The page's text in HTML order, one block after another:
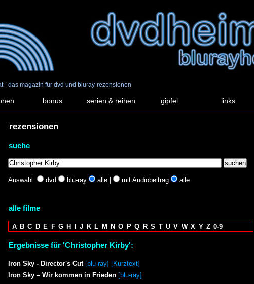
- das magazin für dvd und bluray-rezensionen
bonus serien & reihen gipfel links
rezensionen
suche
Auswahl: dvd blu-ray alle | mit Audiobeitrag alle
alle filme
A B C D E F G H I J K L M N O P Q R S T U V W X Y Z 0-9
Ergebnisse für 'Christopher Kirby':
Iron Sky - Director's Cut [blu-ray] [Kurztext]
Iron Sky – Wir kommen in Frieden [blu-ray]